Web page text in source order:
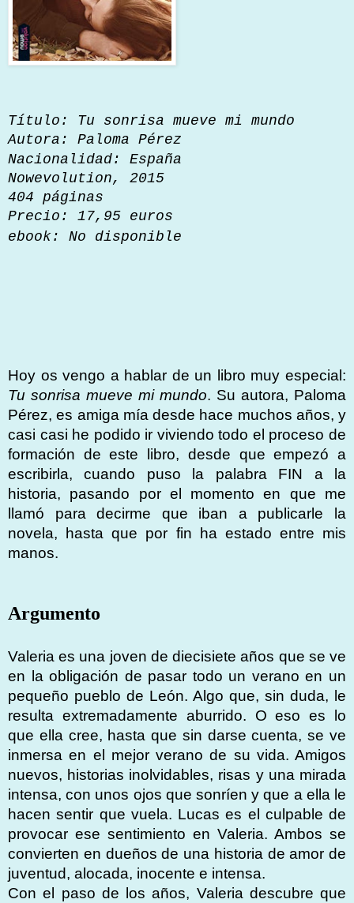
Título: Tu sonrisa mueve mi mundo
Autora: Paloma Pérez
Nacionalidad: España
Nowevolution, 2015
404 páginas
Precio: 17,95 euros
ebook: No disponible
Hoy os vengo a hablar de un libro muy especial:
Tu sonrisa mueve mi mundo. Su autora, Paloma
Pérez, es amiga mía desde hace muchos años, y
casi casi he podido ir viviendo todo el proceso de
formación de este libro, desde que empezó a
escribirla, cuando puso la palabra FIN a la
historia, pasando por el momento en que me
llamó para decirme que iban a publicarle la
novela, hasta que por fin ha estado entre mis
manos.
Argumento
Valeria es una joven de diecisiete años que se ve
en la obligación de pasar todo un verano en un
pequeño pueblo de León. Algo que, sin duda, le
resulta extremadamente aburrido. O eso es lo
que ella cree, hasta que sin darse cuenta, se ve
inmersa en el mejor verano de su vida. Amigos
nuevos, historias inolvidables, risas y una mirada
intensa, con unos ojos que sonríen y que a ella le
hacen sentir que vuela. Lucas es el culpable de
provocar ese sentimiento en Valeria. Ambos se
convierten en dueños de una historia de amor de
juventud, alocada, inocente e intensa.
Con el paso de los años, Valeria descubre que